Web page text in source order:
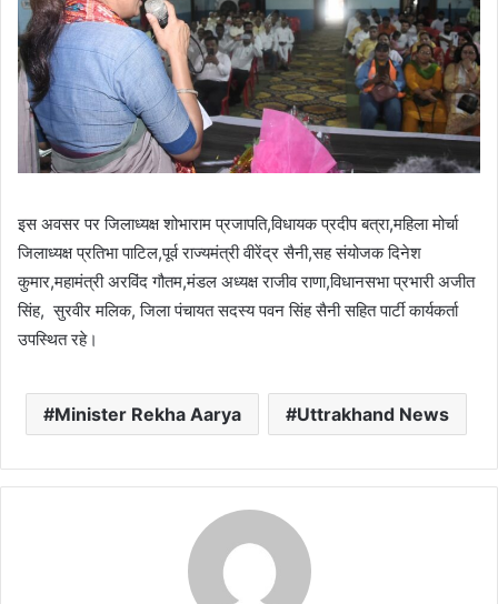
इस अवसर पर जिलाध्यक्ष शोभाराम प्रजापति,विधायक प्रदीप बत्रा,महिला मोर्चा
जिलाध्यक्ष प्रतिभा पाटिल,पूर्व राज्यमंत्री वीरेंद्र सैनी,सह संयोजक दिनेश
कुमार,महामंत्री अरविंद गौतम,मंडल अध्यक्ष राजीव राणा,विधानसभा प्रभारी अजीत
सिंह, सुरवीर मलिक, जिला पंचायत सदस्य पवन सिंह सैनी सहित पार्टी कार्यकर्ता
उपस्थित रहे।
Minister Rekha Aarya Uttrakhand News